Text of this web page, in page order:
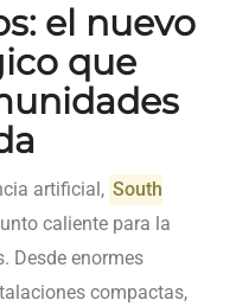
el nuevo
que
artificial, South
caliente para la
Desde enormes
compactas,